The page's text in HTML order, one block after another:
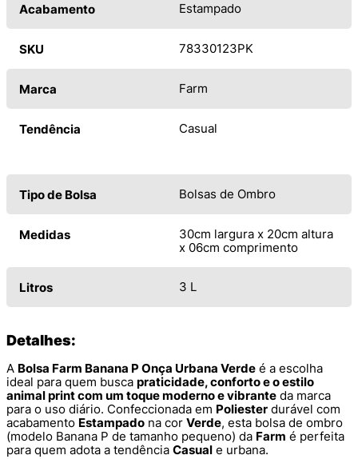
Acabamento Estampado
SKU 78330123PK
Marca Farm
Tendência Casual
Tipo de Bolsa Bolsas de Ombro
Medidas
30cm largura x 20cm altura
x 06cm comprimento
Litros 3 L
Detalhes:
A Bolsa Farm Banana P Onça Urbana Verde é a escolha
ideal para quem busca praticidade, conforto e o estilo
animal print com um toque moderno e vibrante da marca
para o uso diário. Confeccionada em Poliester durável com
acabamento Estampado na cor Verde, esta bolsa de ombro
(modelo Banana P de tamanho pequeno) da Farm é perfeita
para quem adota a tendência Casual e urbana.